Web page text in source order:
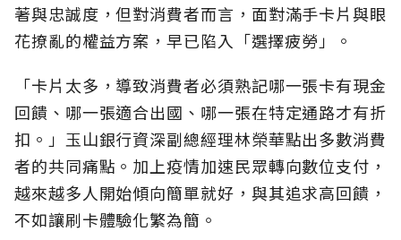
著與忠誠度，但對消費者而言，面對滿手卡片與眼
花撩亂的權益方案，早已陷入「選擇疲勞」。
「卡片太多，導致消費者必須熟記哪一張卡有現金
回饋、哪一張適合出國、哪一張在特定通路才有折
扣。」玉山銀行資深副總經理林榮華點出多數消費
者的共同痛點。加上疫情加速民眾轉向數位支付，
越來越多人開始傾向簡單就好，與其追求高回饋，
不如讓刷卡體驗化繁為簡。